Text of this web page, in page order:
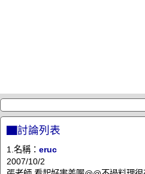
▇討論列表
1.名稱： eruc
2007/10/2